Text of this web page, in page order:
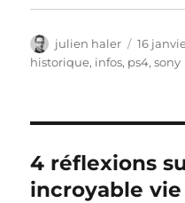
Auteur
julien haler
Publié
le
16
historique, infos, ps4,sony
4 réflexions
incroyable vie